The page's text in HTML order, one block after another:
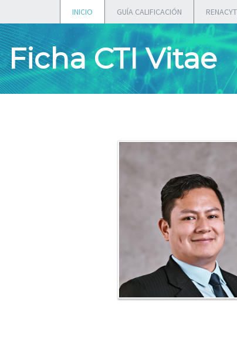
INICIO GUÍA CALIFICACIÓN RENACYT
Ficha CTI Vitae